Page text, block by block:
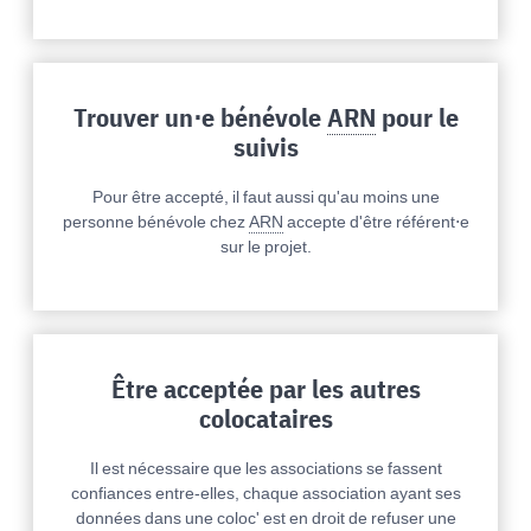
Trouver un⋅e bénévoleARN pour le
suivis
Pour être accepté, il faut aussi qu'au moins une
personne bénévole chezARN accepte d'être référent⋅e
sur le projet.
Être acceptée par les autres
colocataires
Il est nécessaire que les associations se fassent
confiances entre-elles, chaque association ayant ses
données dans une coloc' est en droit de refuser une